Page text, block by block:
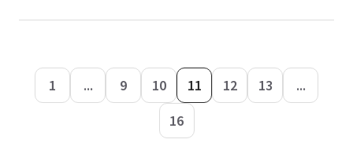
1 ... 9 10 11 12 13
...
16